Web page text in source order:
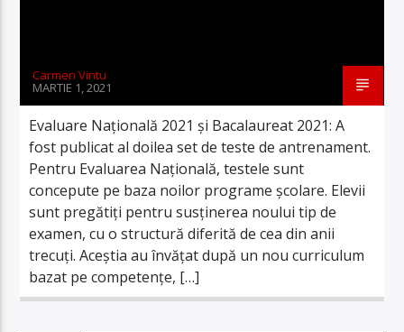
Carmen Vintu
MARTIE 1, 2021
Evaluare Națională 2021 și Bacalaureat 2021: A
fost publicat al doilea set de teste de antrenament.
Pentru Evaluarea Națională, testele sunt
concepute pe baza noilor programe școlare. Elevii
sunt pregătiți pentru susținerea noului tip de
examen, cu o structură diferită de cea din anii
trecuți. Aceștia au învățat după un nou curriculum
bazat pe competențe, […]